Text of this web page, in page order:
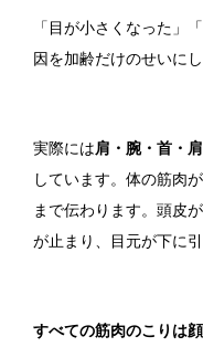
「目が小さくなった」
因を加齢だけのせいに
実際には肩・腕・首・
しています。体の筋肉
まで伝わります。頭皮
が止まり、目元が下に引
すべての筋肉のこりは